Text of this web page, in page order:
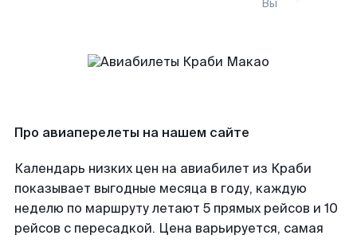
Вы
Про авиаперелеты на нашем сайте
Календарь низких цен на авиабилет из Краби
показывает выгодные месяца в году, каждую
неделю по маршруту летают 5 прямых рейсов и 10
рейсов с пересадкой. Цена варьируется, самая